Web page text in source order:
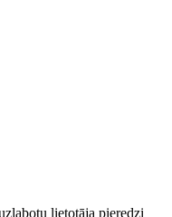
lietotāja pieredzi